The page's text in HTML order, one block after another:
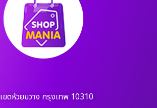
ขตห้วยขวาง กรุงเทพ 10310